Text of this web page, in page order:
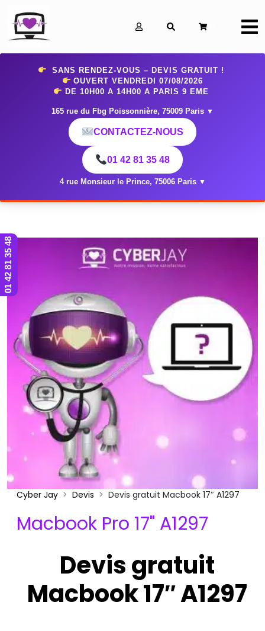
SANS RENDEZ-VOUS – DEVIS GRATUIT !
OUVERT VENDREDI 07/08/2026
DE 10H00 A 14H00 A PARIS 9 EME
165 rue du Fbg Poissonnière, 75009 Paris ▼
CONTACTEZ-NOUS
01 42 81 35 48
4 rue Monsieur le Prince, 75006 Paris ▼
Cyber Jay Devis Devis gratuit Macbook 17″ A1297
Macbook Pro 17" A1297
Devis gratuit
Macbook 17″ A1297
01 42 81 35 48